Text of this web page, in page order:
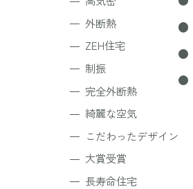
外断熱
ZEH住宅
制振
完全外断熱
綺麗な空気
こだわったデザイン
大賞受賞
長寿命住宅